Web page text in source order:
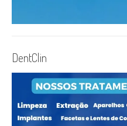
DentClin